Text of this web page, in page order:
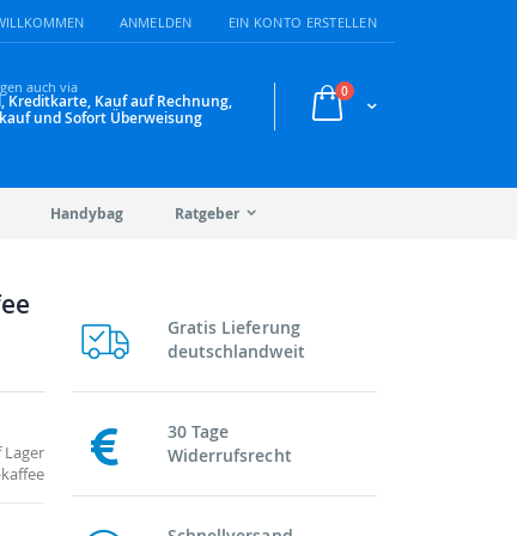
ANMELDEN EIN KONTO ERSTELLEN
Warenkorb
0Artikel
auch via
Kreditkarte, Kauf auf Rechnung,
und Sofort Überweisung
Handybag Ratgeber
Gratis Lieferung
deutschlandweit
30 Tage
Widerrufsrecht